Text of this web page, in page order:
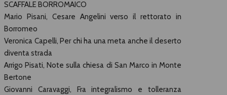
SCAFFALE BORROMAICO
Mario Pisani, Cesare Angelini verso il rettorato in
Borromeo
Veronica Capelli, Per chi ha una meta anche il deserto
diventa strada
Arrigo Pisati, Note sulla chiesa di San Marco in Monte
Bertone
Giovanni Caravaggi, Fra integralismo e tolleranza